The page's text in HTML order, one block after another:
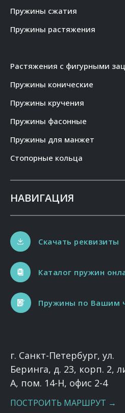
Пружины сжатия
Пружины растяжения
Растяжения с фигурными
Пружины конические
Пружины кручения
Пружины фасонные
Пружины для манжет
Стопорные кольца
НАВИГАЦИЯ
Каталог пружин
Пружины по Вашим
Скачать реквизиты
г. Санкт-Петербург, ул.
Беринга, д. 23, корп. 2,
А, пом. 14-Н, офис 2-4
ПОСТРОИТЬ МАРШРУТ →